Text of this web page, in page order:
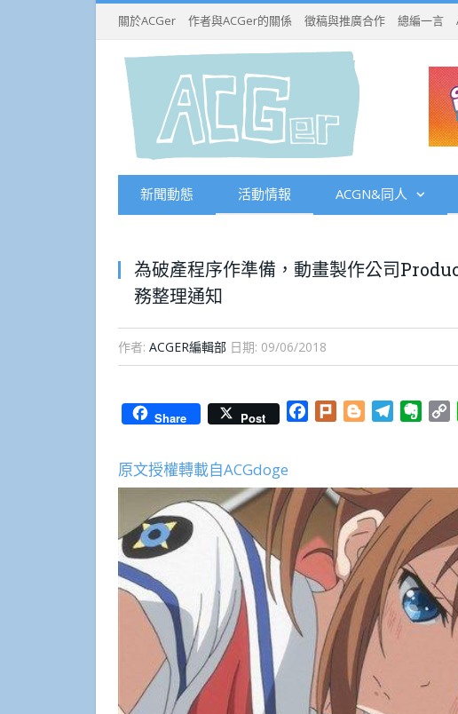
關於ACGer 作者與ACGer的關係 徵稿與推廣合作 總編一言
新聞動態 活動情報 ACGN&同人
為破產程序作準備，動畫製作公司
務整理通知
作者: ACGER編輯部 日期: 09/06/2018
Share Post Facebook
Plurk BloggerTelegram
原文授權轉載自ACGdoge